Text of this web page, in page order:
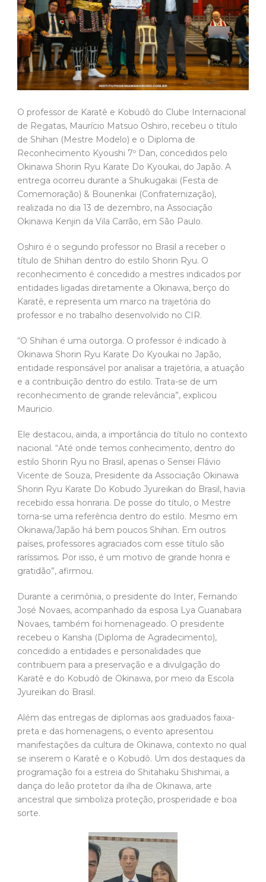
O professor de Karatê e Kobudô do Clube Internacional
de Regatas, Maurício Matsuo Oshiro, recebeu o título
de Shihan (Mestre Modelo) e o Diploma de
Reconhecimento Kyoushi 7º Dan, concedidos pelo
Okinawa Shorin Ryu Karate Do Kyoukai, do Japão. A
entrega ocorreu durante a Shukugakai (Festa de
Comemoração) & Bounenkai (Confraternização),
realizada no dia 13 de dezembro, na Associação
Okinawa Kenjin da Vila Carrão, em São Paulo.
Oshiro é o segundo professor no Brasil a receber o
título de Shihan dentro do estilo Shorin Ryu. O
reconhecimento é concedido a mestres indicados por
entidades ligadas diretamente a Okinawa, berço do
Karatê, e representa um marco na trajetória do
professor e no trabalho desenvolvido no CIR.
“O Shihan é uma outorga. O professor é indicado à
Okinawa Shorin Ryu Karate Do Kyoukai no Japão,
entidade responsável por analisar a trajetória, a atuação
e a contribuição dentro do estilo. Trata-se de um
reconhecimento de grande relevância”, explicou
Mauricio.
Ele destacou, ainda, a importância do título no contexto
nacional. “Até onde temos conhecimento, dentro do
estilo Shorin Ryu no Brasil, apenas o Sensei Flávio
Vicente de Souza, Presidente da Associação Okinawa
Shorin Ryu Karate Do Kobudo Jyureikan do Brasil, havia
recebido essa honraria. De posse do título, o Mestre
torna-se uma referência dentro do estilo. Mesmo em
Okinawa/Japão há bem poucos Shihan. Em outros
países, professores agraciados com esse título são
raríssimos. Por isso, é um motivo de grande honra e
gratidão”, afirmou.
Durante a cerimônia, o presidente do Inter, Fernando
José Novaes, acompanhado da esposa Lya Guanabara
Novaes, também foi homenageado. O presidente
recebeu o Kansha (Diploma de Agradecimento),
concedido a entidades e personalidades que
contribuem para a preservação e a divulgação do
Karatê e do Kobudô de Okinawa, por meio da Escola
Jyureikan do Brasil.
Além das entregas de diplomas aos graduados faixa-
preta e das homenagens, o evento apresentou
manifestações da cultura de Okinawa, contexto no qual
se inserem o Karatê e o Kobudô. Um dos destaques da
programação foi a estreia do Shitahaku Shishimai, a
dança do leão protetor da ilha de Okinawa, arte
ancestral que simboliza proteção, prosperidade e boa
sorte.